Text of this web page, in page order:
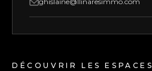
DÉCOUVRIR LES ESPACES